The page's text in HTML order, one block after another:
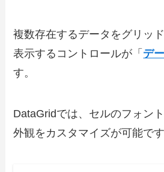
複数存在するデータをグリッ
表示するコントロールが「 デ
す。
DataGridでは、セルのフォン
外観をカスタマイズが可能です